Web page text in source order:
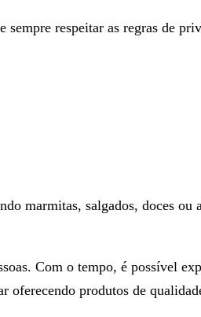
respeitar as regras de
marmitas, salgados, doces ou
Com o tempo, é possível
oferecendo produtos de